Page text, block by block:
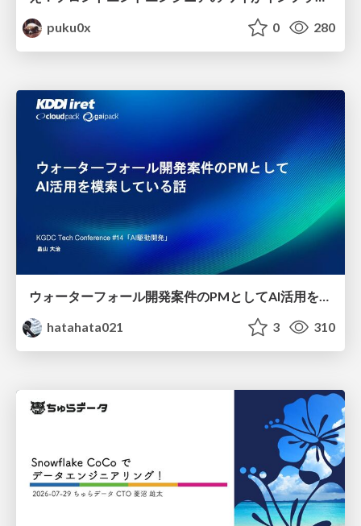
puku0x
0 280
ウォーターフォール開発案件のPMとしてAI活用を模索している話
hatahata021
3 310